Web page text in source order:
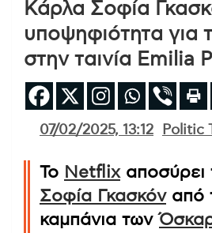
Κάρλα Σοφία
υποψηφιότητα για
στην ταινία Emilia
07/02/2025, 13:12 Politic
Το Netflixαποσύρει
Σοφία Γκασκόναπό
καμπάνια των